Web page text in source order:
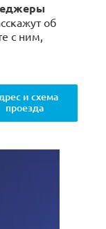
об
с ним,
и схема
проезда